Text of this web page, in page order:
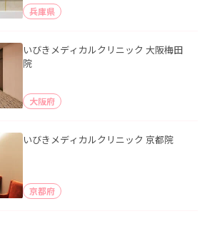
兵庫県
いびきメディカルクリニック 大阪梅田
院
大阪府
いびきメディカルクリニック 京都院
京都府